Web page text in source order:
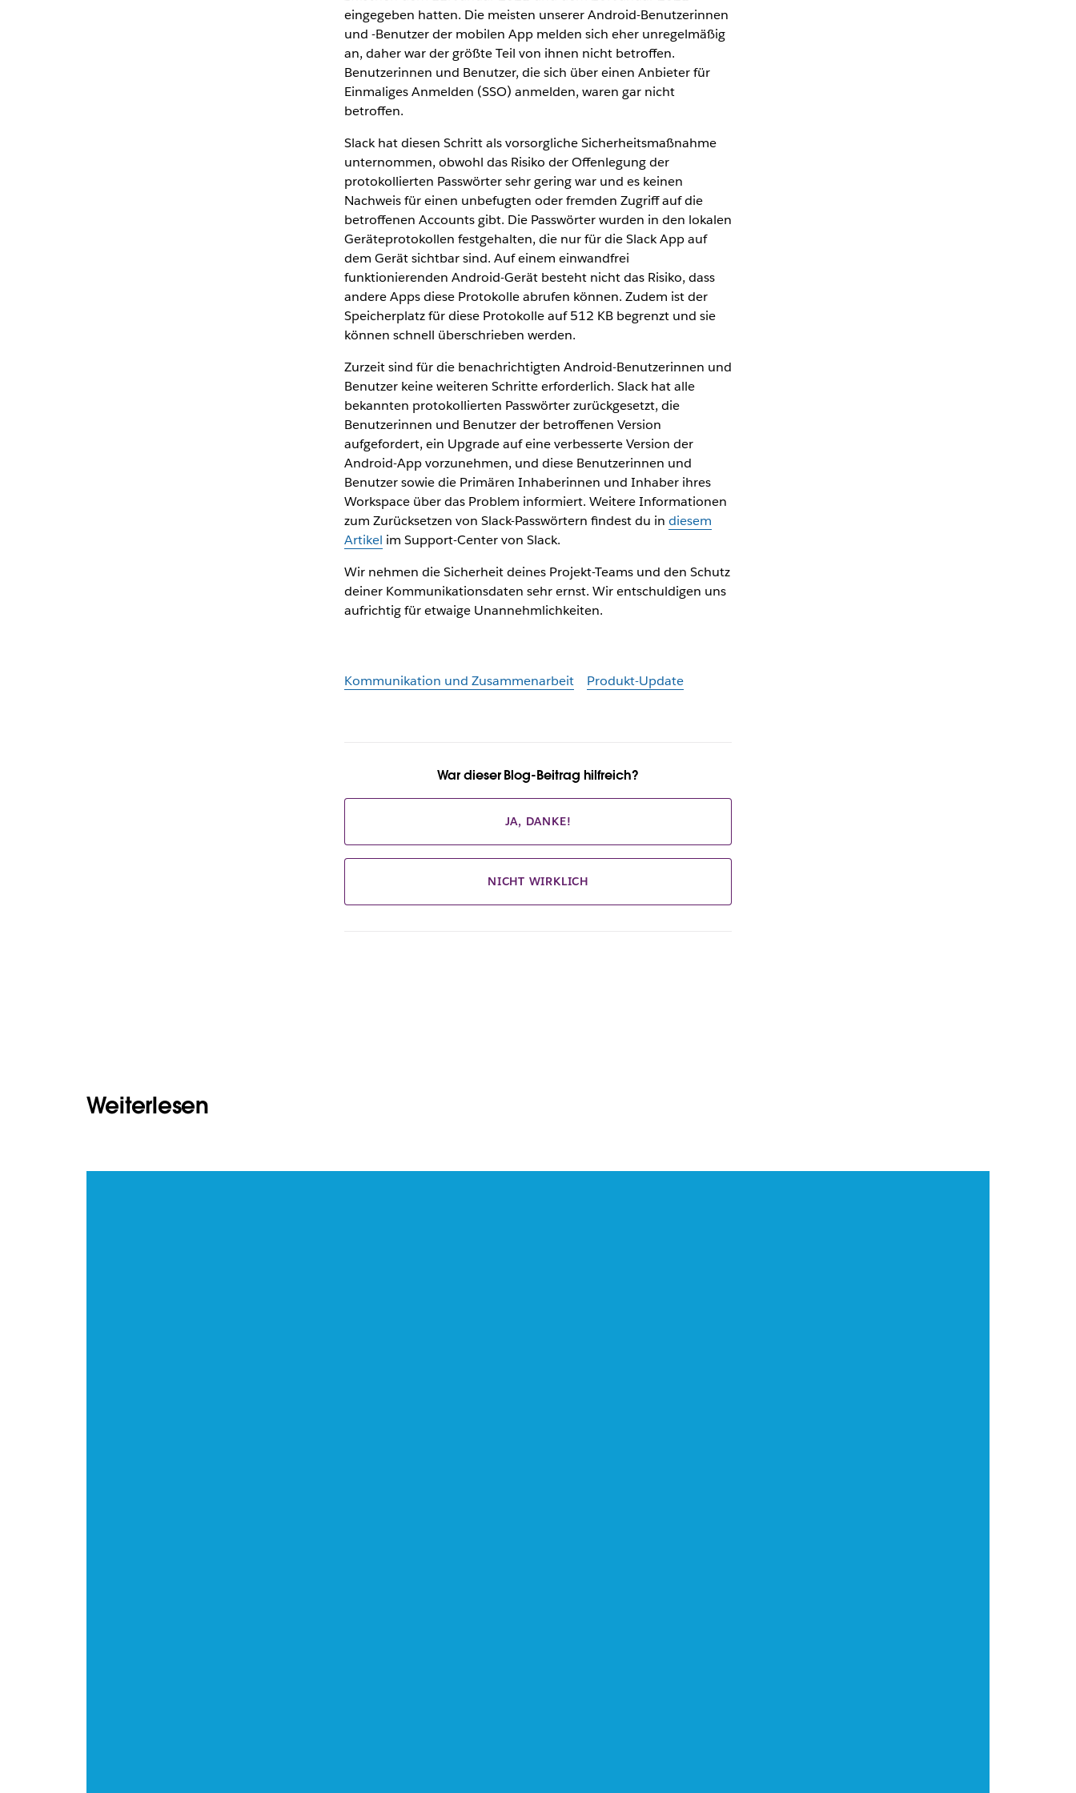
eingegeben hatten. Die meisten unserer Android-Benutzerinnen
und -Benutzer der mobilen App melden sich eher unregelmäßig
an, daher war der größte Teil von ihnen nicht betroffen.
Benutzerinnen und Benutzer, die sich über einen Anbieter für
Einmaliges Anmelden (SSO) anmelden, waren gar nicht
betroffen.
Slack hat diesen Schritt als vorsorgliche Sicherheitsmaßnahme
unternommen, obwohl das Risiko der Offenlegung der
protokollierten Passwörter sehr gering war und es keinen
Nachweis für einen unbefugten oder fremden Zugriff auf die
betroffenen Accounts gibt. Die Passwörter wurden in den lokalen
Geräteprotokollen festgehalten, die nur für die Slack App auf
dem Gerät sichtbar sind. Auf einem einwandfrei
funktionierenden Android-Gerät besteht nicht das Risiko, dass
andere Apps diese Protokolle abrufen können. Zudem ist der
Speicherplatz für diese Protokolle auf 512 KB begrenzt und sie
können schnell überschrieben werden.
Zurzeit sind für die benachrichtigten Android-Benutzerinnen und
Benutzer keine weiteren Schritte erforderlich. Slack hat alle
bekannten protokollierten Passwörter zurückgesetzt, die
Benutzerinnen und Benutzer der betroffenen Version
aufgefordert, ein Upgrade auf eine verbesserte Version der
Android-App vorzunehmen, und diese Benutzerinnen und
Benutzer sowie die Primären Inhaberinnen und Inhaber ihres
Workspace über das Problem informiert. Weitere Informationen
zum Zurücksetzen von Slack-Passwörtern findest du in diesem
Artikel im Support-Center von Slack.
Wir nehmen die Sicherheit deines Projekt-Teams und den Schutz
deiner Kommunikationsdaten sehr ernst. Wir entschuldigen uns
aufrichtig für etwaige Unannehmlichkeiten.
Kommunikation und Zusammenarbeit Produkt-Update
War dieser Blog-Beitrag hilfreich?
JA, DANKE!
NICHT WIRKLICH
Weiterlesen